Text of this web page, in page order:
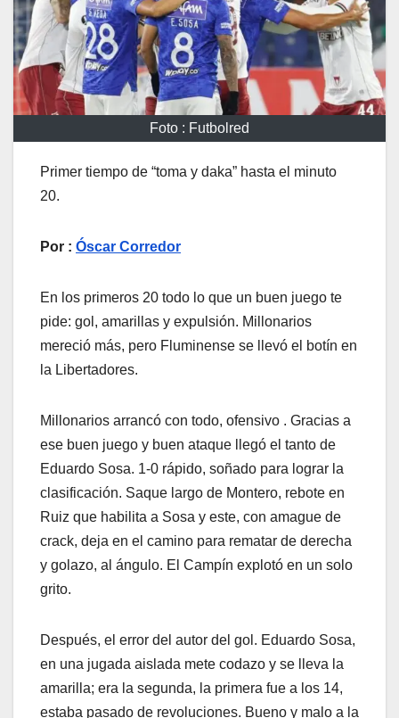
Foto : Futbolred
Primer tiempo de “toma y daka” hasta el minuto
20.
Por : Óscar Corredor
En los primeros 20 todo lo que un buen juego te
pide: gol, amarillas y expulsión. Millonarios
mereció más, pero Fluminense se llevó el botín en
la Libertadores.
Millonarios arrancó con todo, ofensivo . Gracias a
ese buen juego y buen ataque llegó el tanto de
Eduardo Sosa. 1-0 rápido, soñado para lograr la
clasificación. Saque largo de Montero, rebote en
Ruiz que habilita a Sosa y este, con amague de
crack, deja en el camino para rematar de derecha
y golazo, al ángulo. El Campín explotó en un solo
grito.
Después, el error del autor del gol. Eduardo Sosa,
en una jugada aislada mete codazo y se lleva la
amarilla; era la segunda, la primera fue a los 14,
estaba pasado de revoluciones. Bueno y malo a la